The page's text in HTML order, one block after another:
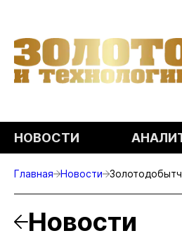
НОВОСТИ
Главная Новости
Новости